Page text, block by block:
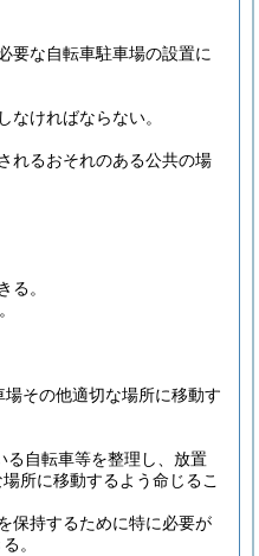
要な自転車駐車場の設置に
ければならない。
れるおそれのある公共の場
る。
その他適切な場所に移動す
る自転車等を整理し、放置
所に移動するよう命じるこ
保持するために特に必要が
。